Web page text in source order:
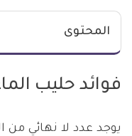
المحتوى
فوائد حليب
يوجد عدد لا نهائي من